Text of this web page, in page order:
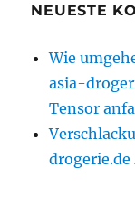
NEUESTE
Wie
asia-
Tensor
drogerie.de